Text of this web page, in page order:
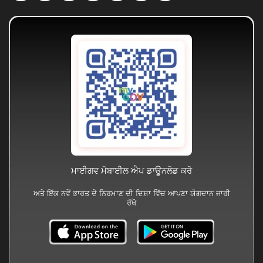
ਮਾਈਗਵ ਮੋਬਾਈਲ ਐਪ ਡਾਊਨਲੋਡ ਕਰੋ
ਅਤੇ ਇੱਕ ਨਵੇਂ ਭਾਰਤ ਦੇ ਨਿਰਮਾਣ ਦੀ ਦਿਸ਼ਾ ਵਿੱਚ ਆਪਣਾ ਯੋਗਦਾਨ ਜਾਰੀ
ਰੱਖੋ